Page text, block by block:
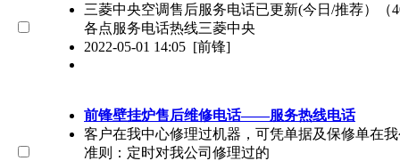
三菱中央空调售后服务电话已更新(今日/推荐）（
各点服务电话热线三菱中央
2022-05-01 14:05 [前锋]
前锋壁挂炉售后维修电话——服务热线电话
客户在我中心修理过机器，可凭单据及保修单在
准则：定时对我公司修理过的